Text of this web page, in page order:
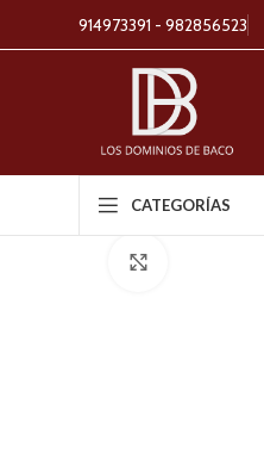
914973391 - 982856523
CATEGORÍAS